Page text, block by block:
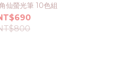
仙螢光筆 10色組